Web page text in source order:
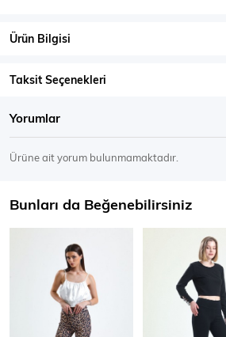
Ürün Bilgisi
Taksit Seçenekleri
Yorumlar
Ürüne ait yorum bulunmamaktadır.
Bunları da Beğenebilirsiniz